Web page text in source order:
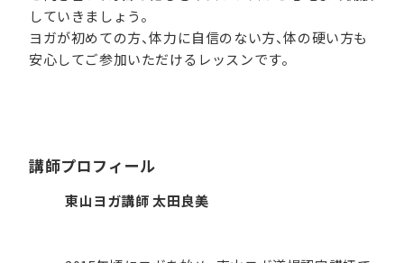
していきましょう。
ヨガが初めての方、体力に自信のない方、体の硬い方も
安心してご参加いただけるレッスンです。
講師プロフィール
東山ヨガ講師 太田良美